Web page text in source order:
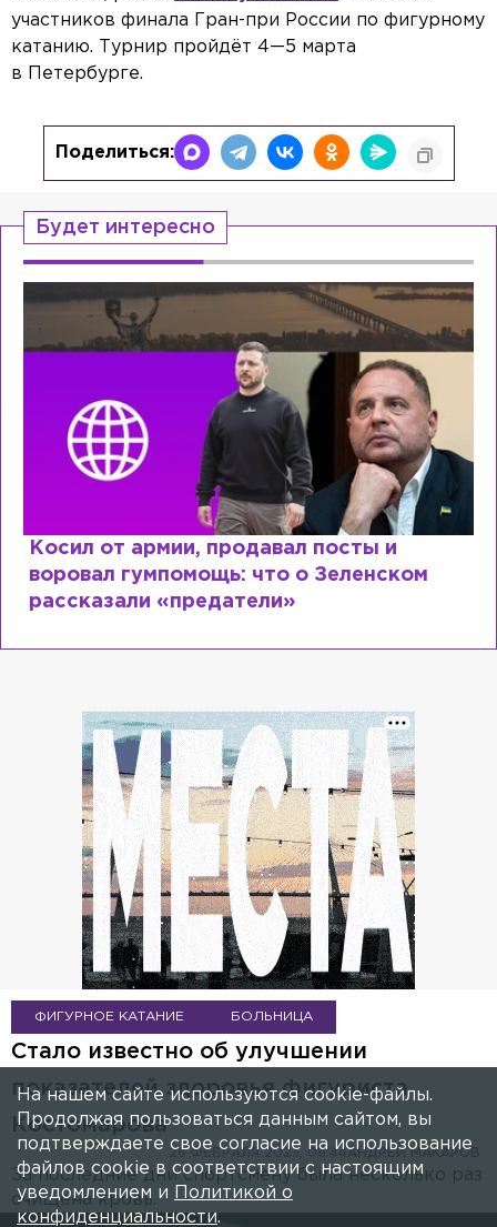
участников финала Гран-при России по фигурному
катанию. Турнир пройдёт 4—5 марта
в Петербурге.
Поделиться:
Будет интересно
Косил от армии, продавал посты и
воровал гумпомощь: что о Зеленском
рассказали «предатели»
ФИГУРНОЕ КАТАНИЕ БОЛЬНИЦА
Стало известно об улучшении
показателей здоровья фигуриста
Костомарова
За последние дни спортсмену была несколько раз
очищена кровь.
На нашем сайте используются cookie-файлы.
Продолжая пользоваться данным сайтом, вы
подтверждаете свое согласие на использование
файлов cookie в соответствии с настоящим
уведомлением и
Политикой о
конфиденциальности.